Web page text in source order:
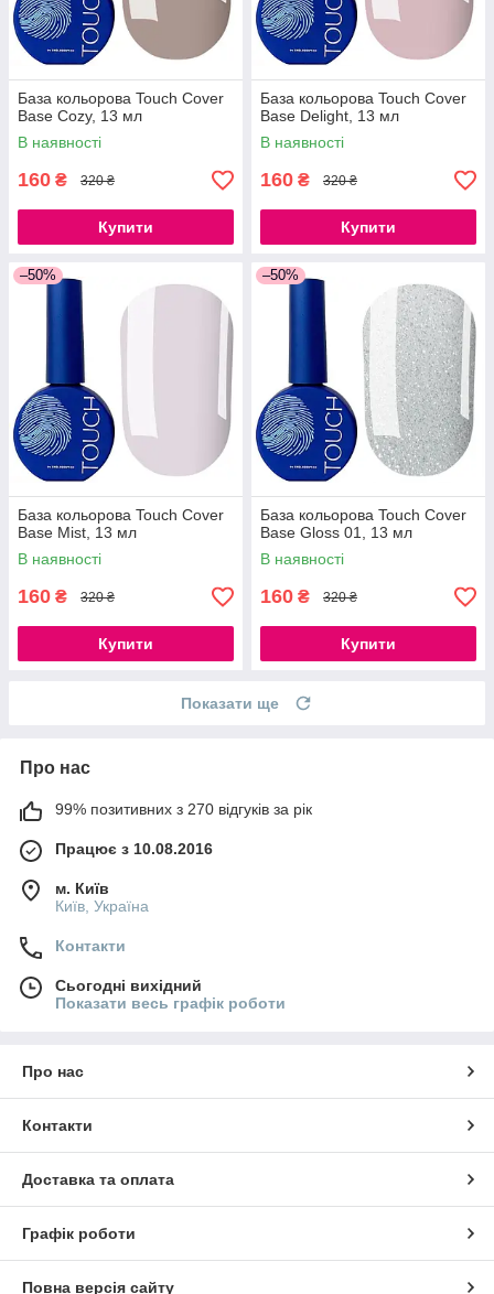
База кольорова Touch Cover
Base Cozy, 13 мл
В наявності
160 ₴ 320 ₴
Купити
База кольорова Touch Cover
Base Delight, 13 мл
В наявності
160 ₴ 320 ₴
Купити
–50%
База кольорова Touch Cover
Base Mist, 13 мл
В наявності
160 ₴ 320 ₴
Купити
–50%
База кольорова Touch Cover
Base Gloss 01, 13 мл
В наявності
160 ₴ 320 ₴
Купити
Показати ще
Про нас
99% позитивних з 270 відгуків за рік
Працює з 10.08.2016
м. Київ
Київ, Україна
Контакти
Сьогодні вихідний
Показати весь графік роботи
Про нас
Контакти
Доставка та оплата
Графік роботи
Повна версія сайту